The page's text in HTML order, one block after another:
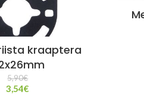
kraaptera
5,90€
3,54€